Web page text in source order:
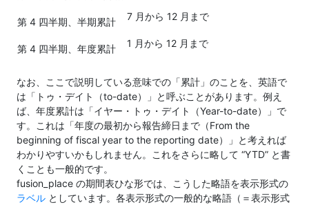
第 4 四半期、半期累計 7 月から 12 月まで
第 4 四半期、年度累計 1 月から 12 月まで
なお、ここで説明している意味での「累計」のことを、英語で
は「トゥ・デイト（to-date）」と呼ぶことがあります。例え
ば、年度累計は「イヤー・トゥ・デイト（Year-to-date）」で
す。これは「年度の最初から報告締日まで（From the
beginning of fiscal year to the reporting date）」と考えれば
わかりやすいかもしれません。これをさらに略して “YTD” と書
くことも一般的です。
fusion_place の期間表ひな形では、こうした略語を表示形式の
ラベル としています。各表示形式の一般的な略語（＝表示形式